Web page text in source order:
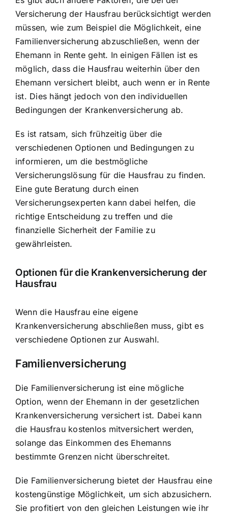
Versicherung der Hausfrau berücksichtigt werden
müssen, wie zum Beispiel die Möglichkeit, eine
Familienversicherung abzuschließen, wenn der
Ehemann in Rente geht. In einigen Fällen ist es
möglich, dass die Hausfrau weiterhin über den
Ehemann versichert bleibt, auch wenn er in Rente
ist. Dies hängt jedoch von den individuellen
Bedingungen der Krankenversicherung ab.
Es ist ratsam, sich frühzeitig über die
verschiedenen Optionen und Bedingungen zu
informieren, um die bestmögliche
Versicherungslösung für die Hausfrau zu finden.
Eine gute Beratung durch einen
Versicherungsexperten kann dabei helfen, die
richtige Entscheidung zu treffen und die
finanzielle Sicherheit der Familie zu
gewährleisten.
Optionen für die Krankenversicherung der
Hausfrau
Wenn die Hausfrau eine eigene
Krankenversicherung abschließen muss, gibt es
verschiedene Optionen zur Auswahl.
Familienversicherung
Die Familienversicherung ist eine mögliche
Option, wenn der Ehemann in der gesetzlichen
Krankenversicherung versichert ist. Dabei kann
die Hausfrau kostenlos mitversichert werden,
solange das Einkommen des Ehemanns
bestimmte Grenzen nicht überschreitet.
Die Familienversicherung bietet der Hausfrau eine
kostengünstige Möglichkeit, um sich abzusichern.
Sie profitiert von den gleichen Leistungen wie ihr